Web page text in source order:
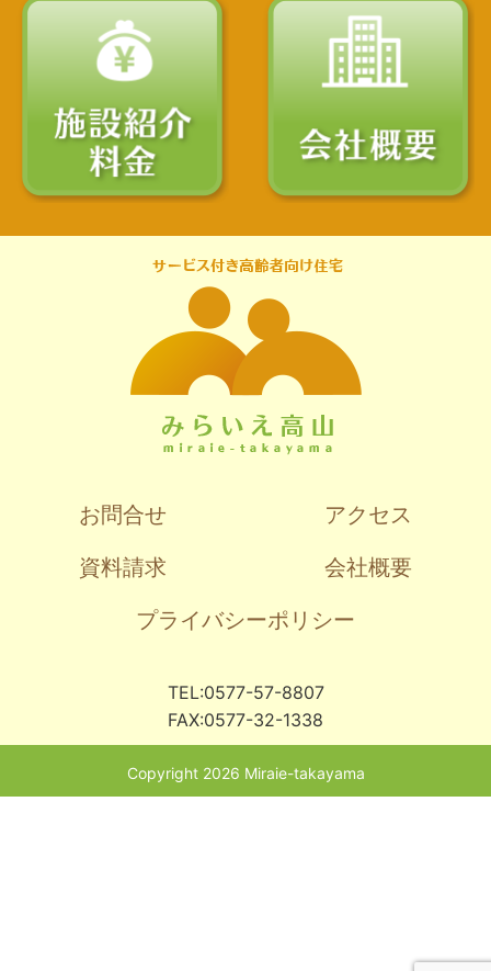
お問合せ
アクセス
資料請求
会社概要
プライバシーポリシー
TEL:0577-57-8807
FAX:0577-32-1338
Copyright 2026 Miraie-takayama